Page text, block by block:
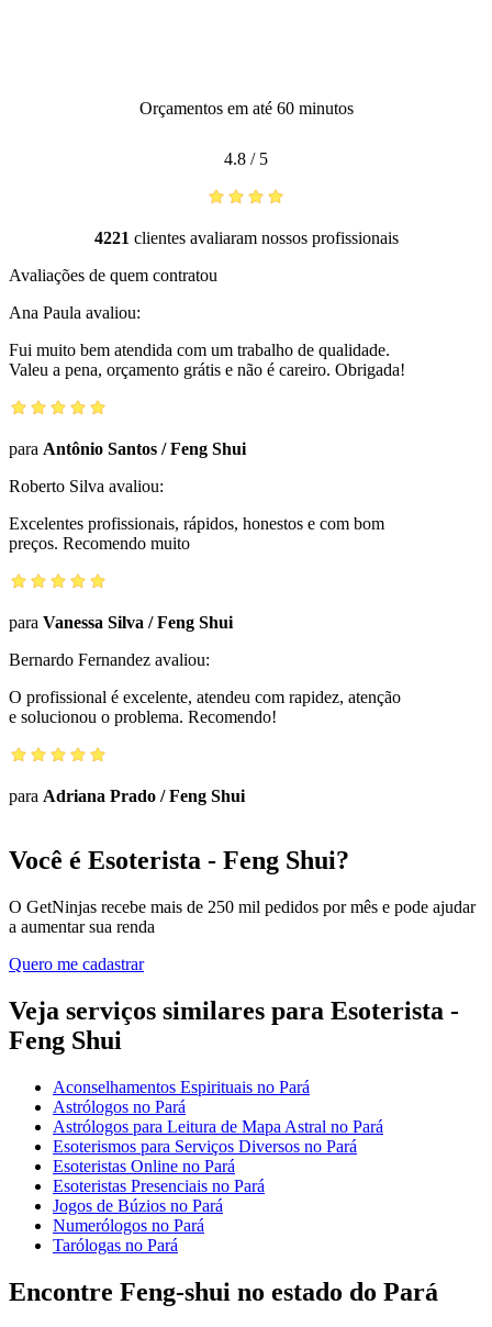
Orçamentos em até 60 minutos
4.8 / 5
4221 clientes avaliaram nossos profissionais
Avaliações de quem contratou
Ana Paula avaliou:
Fui muito bem atendida com um trabalho de qualidade.
Valeu a pena, orçamento grátis e não é careiro. Obrigada!
para Antônio Santos /Feng Shui
Roberto Silva avaliou:
Excelentes profissionais, rápidos, honestos e com bom
preços. Recomendo muito
para Vanessa Silva /Feng Shui
Bernardo Fernandez avaliou:
O profissional é excelente, atendeu com rapidez, atenção
e solucionou o problema. Recomendo!
para Adriana Prado /Feng Shui
Você é Esoterista - Feng Shui?
O GetNinjas recebe mais de 250 mil pedidos por mês e pode ajudar
a aumentar sua renda
Quero me cadastrar
Veja serviços similares para Esoterista -
Feng Shui
Aconselhamentos Espirituais no Pará
Astrólogos no Pará
Astrólogos para Leitura de Mapa Astral no Pará
Esoterismos para Serviços Diversos no Pará
Esoteristas Online no Pará
Esoteristas Presenciais no Pará
Jogos de Búzios no Pará
Numerólogos no Pará
Tarólogas no Pará
Encontre Feng-shui no estado do Pará